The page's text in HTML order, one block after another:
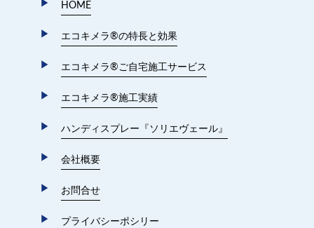
HOME
エコキメラ®︎の特長と効果
エコキメラ®︎ご自宅施工サービス
エコキメラ®︎施工実績
ハンディスプレー『ソリエヴェール』
会社概要
お問合せ
プライバシーポシリー